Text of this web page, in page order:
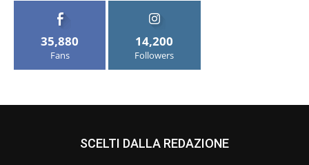
35,880
Fans
14,200
Followers
SCELTI DALLA REDAZIONE